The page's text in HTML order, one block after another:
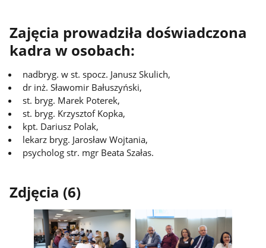
Zajęcia prowadziła doświadczona
kadra w osobach:
nadbryg. w st. spocz. Janusz Skulich,
dr inż. Sławomir Bałuszyński,
st. bryg. Marek Poterek,
st. bryg. Krzysztof Kopka,
kpt. Dariusz Polak,
lekarz bryg. Jarosław Wojtania,
psycholog str. mgr Beata Szałas.
Zdjęcia (6)